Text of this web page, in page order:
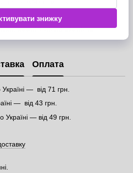
зубів та масаж ясен
кожні 3 місяці або після
Оплата
— від 71 грн.
— від 43 грн.
— від 49 грн.